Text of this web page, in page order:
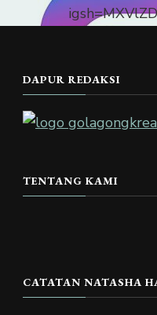
DAPUR REDAKSI
TENTANG KAMI
CATATAN NATASHA